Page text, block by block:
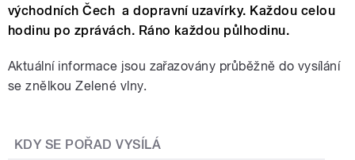
východních Čech a dopravní uzavírky. Každou celou
hodinu po zprávách. Ráno každou půlhodinu.
Aktuální informace jsou zařazovány průběžně do vysílání
se znělkou Zelené vlny.
KDY SE POŘAD VYSÍLÁ